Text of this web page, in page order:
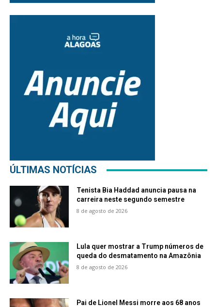
ÚLTIMAS NOTÍCIAS
Tenista Bia Haddad anuncia pausa na
carreira neste segundo semestre
8 de agosto de 2026
Lula quer mostrar a Trump números de
queda do desmatamento na Amazônia
8 de agosto de 2026
Pai de Lionel Messi morre aos 68 anos